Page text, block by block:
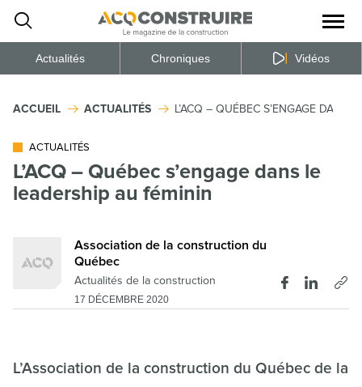
la
du
Actualités Chroniques Vidéos
ACCUEIL ACTUALITÉS L’ACQ – QUÉBEC S’ENGAGE DANS
ACTUALITÉS
L’ACQ – Québec s’engage dans le
leadership au féminin
Association de la construction du
Québec
Actualités de la construction
17 DÉCEMBRE 2020
L’Association de la construction du Québec de la